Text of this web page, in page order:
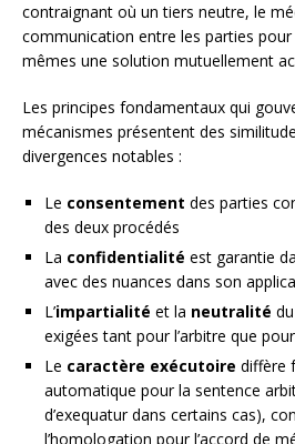
contraignant où un tiers neutre, le
communication entre les parties
mêmes une solution mutuellement
Les principes fondamentaux qui
mécanismes présentent des
divergences notables :
Le consentement des parties
des deux procédés
La confidentialité est garantie
avec des nuances dans son
L’impartialité et la neutralité
exigées tant pour l’arbitre que
Le caractère exécutoire diffère
automatique pour la sentence
d’exequatur dans certains cas),
l’homologation pour l’accord de